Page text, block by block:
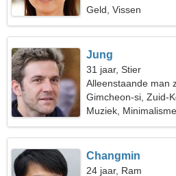
Geld, Vissen
Jung
31 jaar, Stier
Alleenstaande man
Gimcheon-si, Zuid-
Muziek, Minimalisme
Changmin
24 jaar, Ram